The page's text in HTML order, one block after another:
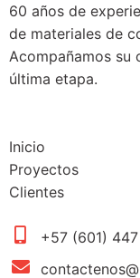
60 años de
de materiales de
Acompañamos su
última etapa.
Inicio
Proyectos
Clientes
+57 (601)